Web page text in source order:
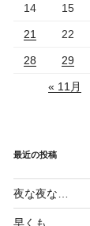
14 15
21 22
28 29
« 11月
最近の投稿
夜な夜な…
早くも…